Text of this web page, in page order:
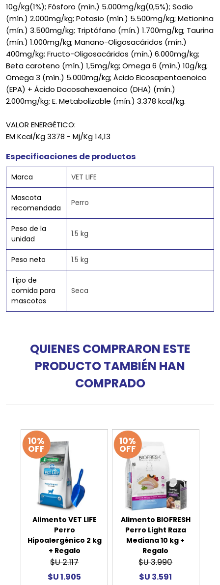
10g/kg(1%); Fósforo (mín.) 5.000mg/kg(0,5%); Sodio
(mín.) 2.000mg/kg; Potasio (mín.) 5.500mg/kg; Metionina
(mín.) 3.500mg/kg; Triptófano (mín.) 1.700mg/kg; Taurina
(mín.) 1.000mg/kg; Manano-Oligosacáridos (mín.)
400mg/kg; Fructo-Oligosacáridos (mín.) 6.000mg/kg;
Beta caroteno (mín.) 1,5mg/kg; Omega 6 (mín.) 10g/kg;
Omega 3 (mín.) 5.000mg/kg; Ácido Eicosapentaenoico
(EPA) + Ácido Docosahexaenoico (DHA) (mín.)
2.000mg/kg; E. Metabolizable (mín.) 3.378 kcal/kg.
VALOR ENERGÉTICO:
EM Kcal/Kg 3378 - Mj/Kg 14,13
Especificaciones de productos
Marca VET LIFE
Mascota
recomendada
Perro
Peso de la
unidad
1.5 kg
Peso neto 1.5 kg
Tipo de
comida para
mascotas
Seca
QUIENES COMPRARON ESTE
PRODUCTO TAMBIÉN HAN
COMPRADO
10%
OFF
Alimento VET LIFE
Perro
Hipoalergénico 2 kg
+ Regalo
$U 2.117
$U 1.905
10%
OFF
Alimento BIOFRESH
Perro Light Raza
Mediana 10 kg +
Regalo
$U 3.990
$U 3.591